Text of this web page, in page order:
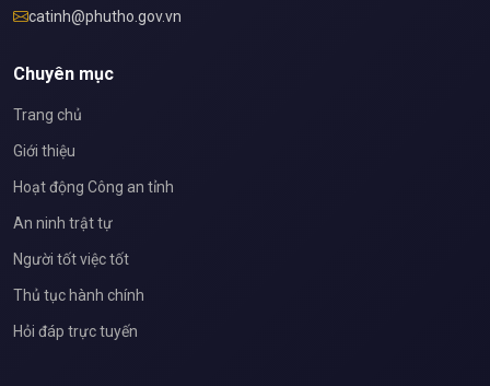
catinh@phutho.gov.vn
Chuyên mục
Trang chủ
Giới thiệu
Hoạt động Công an tỉnh
An ninh trật tự
Người tốt việc tốt
Thủ tục hành chính
Hỏi đáp trực tuyến